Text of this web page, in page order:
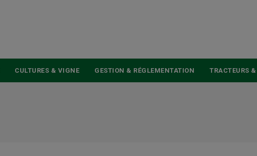
CULTURES & VIGNE GESTION & RÉGLEMENTATION TRACTEURS